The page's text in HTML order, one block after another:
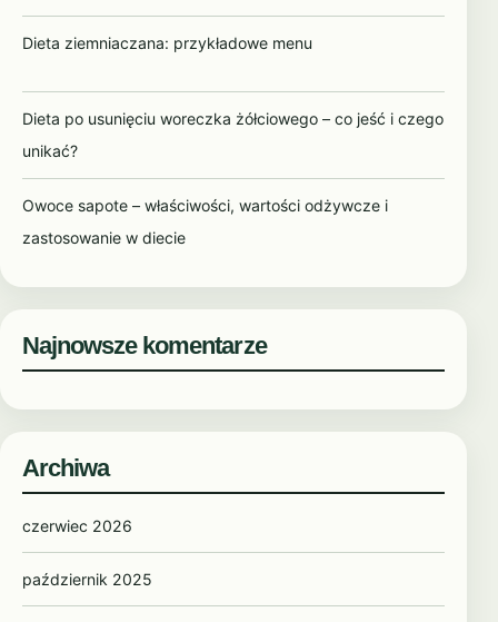
Dieta ziemniaczana: przykładowe menu
Dieta po usunięciu woreczka żółciowego – co jeść i czego
unikać?
Owoce sapote – właściwości, wartości odżywcze i
zastosowanie w diecie
Najnowsze komentarze
Archiwa
czerwiec 2026
październik 2025